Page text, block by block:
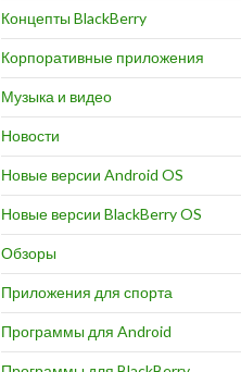
Концепты BlackBerry
Корпоративные приложения
Музыка и видео
Новости
Новые версии Android OS
Новые версии BlackBerry OS
Обзоры
Приложения для спорта
Программы для Android